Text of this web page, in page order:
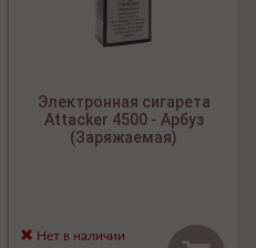
Электронная сигарета
Attacker 4500 - Арбуз
(Заряжаемая)
Нет в наличии